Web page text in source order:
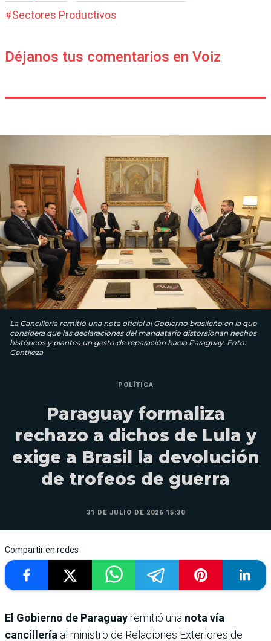
#Sectores Productivos
Déjanos tus comentarios en Voiz
La Cancillería remitió una nota oficial al Gobierno brasileño en la que
considera que las declaraciones del mandatario distorsionan hechos
históricos y plantea un gesto de reparación hacia Paraguay. Foto:
Gentileza
POLÍTICA
Paraguay formaliza
rechazo a dichos de Lula y
exige a Brasil la devolución
de trofeos de guerra
31 DE JULIO DE 2026 15:30
Compartir en redes
El Gobierno de Paraguayremitió una nota vía
cancillería al ministro de Relaciones Exteriores de